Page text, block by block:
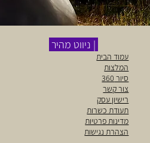
| ניווט מהיר
עמוד הבית
המלצות
סיור 360
צור קשר
רישיון עסק
תעודת כשרות
מדינות פרטיות
הצהרת נגישות